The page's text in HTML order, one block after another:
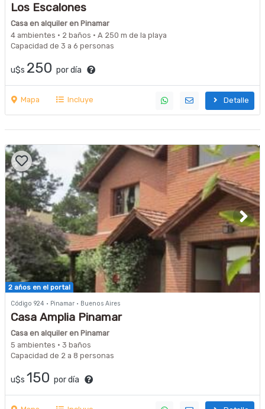
Los Escalones
Casa en alquiler en Pinamar
4 ambientes · 2 baños · A 250 m de la playa
Capacidad de 3 a 6 personas
u$s 250 por día
Mapa Incluye Detalle
2 años en el portal
Código 924 · Pinamar · Buenos Aires
Casa Amplia Pinamar
Casa en alquiler en Pinamar
5 ambientes · 3 baños
Capacidad de 2 a 8 personas
u$s 150 por día